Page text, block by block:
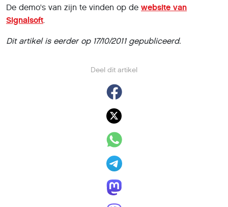
Deel dit artikel
De demo's van zijn te vinden op de website van
Signalsoft.
Dit artikel is eerder op 17/10/2011 gepubliceerd.